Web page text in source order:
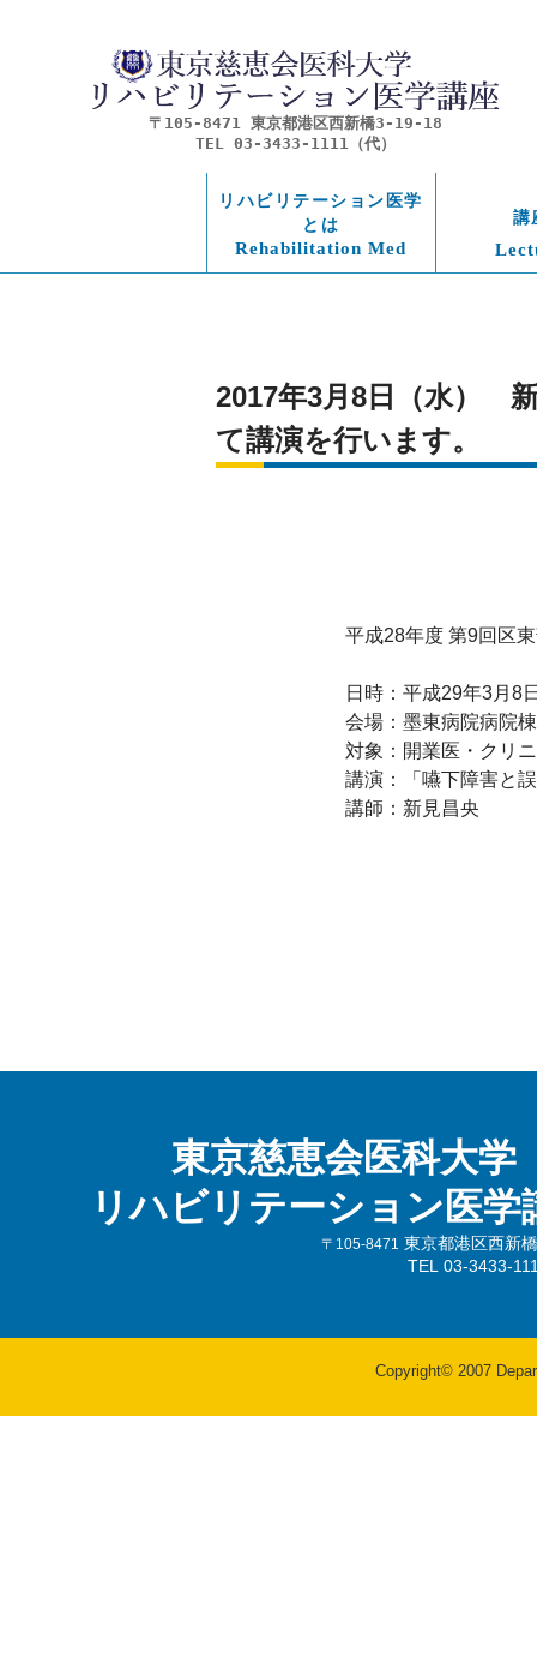
〒105-8471 東京都港区西新橋3-19-18
TEL 03-3433-1111（代）
リハビリテーション医学
とは
Rehabilitation Med
講
2017年3月8日（水）　
て講演を行います。
平成28年度 第9回区
日時：平成29年3月8
会場：墨東病院病院
対象：開業医・クリ
講演：「嚥下障害と
東京慈恵会医科大学
リハビリテーション医学
〒105-8471
東京都港区西新
TEL 03-3433-
Copyright© 2007